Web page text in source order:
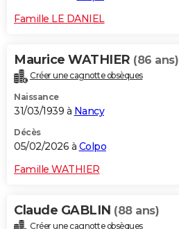
Famille LE DANIEL
Maurice WATHIER (86 ans)
Créer une cagnotte obsèques
Naissance
31/03/1939 à Nancy
Décès
05/02/2026 à Colpo
Famille WATHIER
Claude GABLIN (88 ans)
Créer une cagnotte obsèques